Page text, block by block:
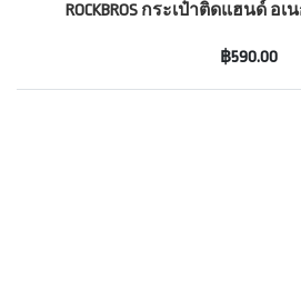
ROCKBROS กระเป๋าติดแฮนด์ อ
฿590.00